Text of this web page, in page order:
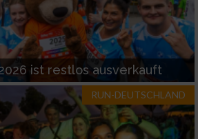
ist restlos ausverkauft
RUN-DEUTSCHLAND